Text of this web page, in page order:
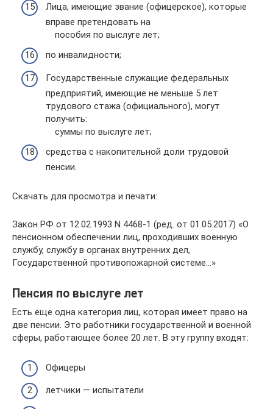
Лица, имеющие звание (офицерское), которые
вправе претендовать на
пособия по выслуге лет;
по инвалидности;
Государственные служащие федеральных
предприятий, имеющие не меньше 5 лет
трудового стажа (официального), могут
получить:
суммы по выслуге лет;
средства с накопительной доли трудовой
пенсии.
Скачать для просмотра и печати:
Закон РФ от 12.02.1993 N 4468-1 (ред. от 01.05.2017) «О
пенсионном обеспечении лиц, проходивших военную
службу, службу в органах внутренних дел,
Государственной противопожарной системе…»
Пенсия по выслуге лет
Есть еще одна категория лиц, которая имеет право на
две пенсии. Это работники государственной и военной
сферы, работающее более 20 лет. В эту группу входят:
Офицеры
летчики — испытатели